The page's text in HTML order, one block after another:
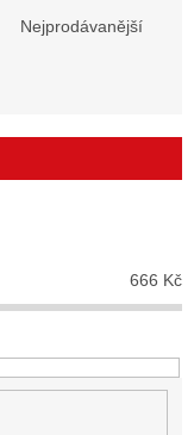
Nejprodávanější
666 Kč